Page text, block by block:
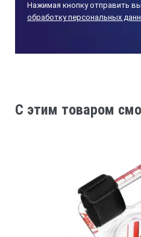
Нажимая кнопку отправить
обработку персональных
C этим товаром